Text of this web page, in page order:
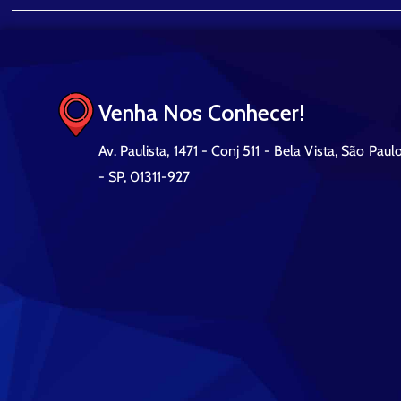
do Imóvel: Localização
Venha Nos Conhecer!
Av. Paulista, 1471 - Conj 511 - Bela Vista, São
- SP, 01311-927